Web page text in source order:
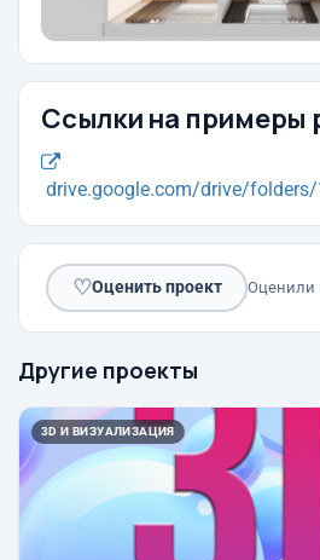
Ссылки на примеры
drive.google.com/drive/folders/
♡Оценить проект Оценили
Другие проекты
3D И ВИЗУАЛИЗАЦИЯ